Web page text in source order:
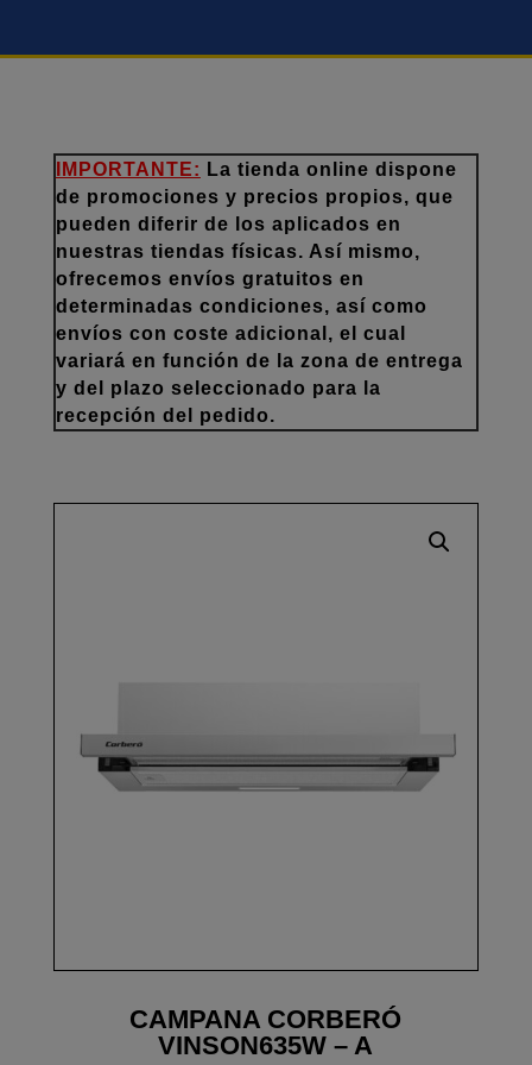
IMPORTANTE: La tienda online dispone
de promociones y precios propios, que
pueden diferir de los aplicados en
nuestras tiendas físicas. Así mismo,
ofrecemos envíos gratuitos en
determinadas condiciones, así como
envíos con coste adicional, el cual
variará en función de la zona de entrega
y del plazo seleccionado para la
recepción del pedido.
CAMPANA CORBERÓ
VINSON635W – A